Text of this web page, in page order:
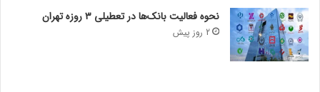
نحوه فعالیت بانک‌ها در تعطیلی ۳ روزه تهران
2 روز پیش